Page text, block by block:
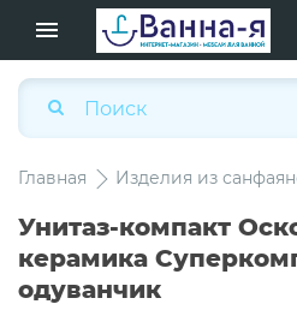
Главная Изделия из
Унитаз-компакт
керамика
одуванчик